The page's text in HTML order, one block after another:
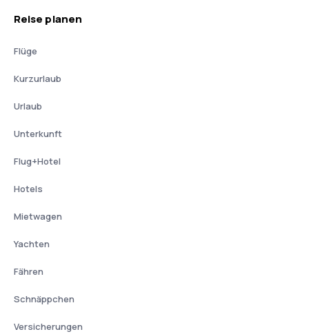
Reise planen
Flüge
Kurzurlaub
Urlaub
Unterkunft
Flug+Hotel
Hotels
Mietwagen
Yachten
Fähren
Schnäppchen
Versicherungen